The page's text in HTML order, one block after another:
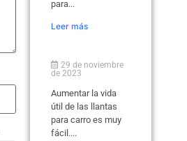
para...
Leer más
29 de noviembre
de 2023
Aumentar la vida
útil de las llantas
para carro es muy
fácil....